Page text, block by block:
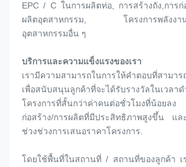
EPC / C ในการผลิตท่อ, การสร้างถัง,การก่
ผลิตอุตสาหกรรม, โครงการพลังงาน
อุตสาหกรรมอื่น ๆ
บริการและความแข็งแรงของเรา
เรามีความสามารถในการให้คําตอบที่สามาร
เพื่อสนับสนุนลูกค้าที่จะได้รับรางวัลในเวลาดํ
โครงการที่สั้นกว่าค่าคนต่อชั่วโมงที่น้อ
ก่อสร้าง/การผลิตที่มีประสิทธิภาพสูงขึ้น แ
ช่วงช่วงการเสนอราคาโครงการ.
โดยใช้พื้นที่ในสถานที่ / สถานที่ของลูกค้า เ